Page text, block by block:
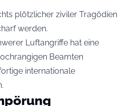
plötzlicher ziviler Tragödien
werden.
Luftangriffe hat eine
Beamten
internationale